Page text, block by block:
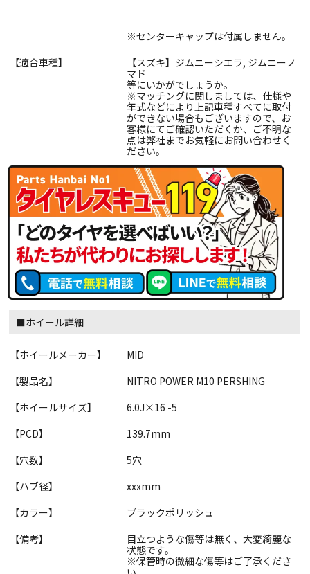
※センターキャップは付属しません。
【適合車種】
【スズキ】ジムニーシエラ, ジムニーノ
マド
等にいかがでしょうか。
※マッチングに関しましては、仕様や
年式などにより上記車種すべてに取付
ができない場合もございますので、お
客様にてご確認いただくか、ご不明な
点は弊社までお気軽にお問い合わせく
ださい。
■ホイール詳細
【ホイールメーカー】
MID
【製品名】
NITRO POWER M10 PERSHING
【ホイールサイズ】
6.0J×16 -5
【PCD】
139.7mm
【穴数】
5穴
【ハブ径】
xxxmm
【カラー】
ブラックポリッシュ
【備考】
目立つような傷等は無く、大変綺麗な
状態です。
※保管時の微細な傷等はご了承くださ